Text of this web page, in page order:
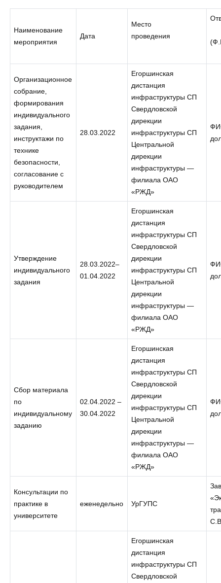
Наименование
мероприятия
Дата
Место
проведения
Организационное
собрание,
формирования
индивидуального
задания,
инструктажи по
технике
безопасности,
согласование с
руководителем
28.03.2022
Егоршинская
дистанция
инфраструктуры СП
Свердловской
дирекции
инфраструктуры СП
Центральной
дирекции
инфраструктуры —
филиала ОАО
«РЖД»
Утверждение
индивидуального
задания
28.03.2022–
01.04.2022
Егоршинская
дистанция
инфраструктуры СП
Свердловской
дирекции
инфраструктуры СП
Центральной
дирекции
инфраструктуры —
филиала ОАО
«РЖД»
Сбор материала
по
индивидуальному
заданию
02.04.2022 –
30.04.2022
Егоршинская
дистанция
инфраструктуры СП
Свердловской
дирекции
инфраструктуры СП
Центральной
дирекции
инфраструктуры —
филиала ОАО
«РЖД»
Консультации по
практике в
университете
еженедельно УрГУПС
Егоршинская
дистанция
инфраструктуры СП
Свердловской